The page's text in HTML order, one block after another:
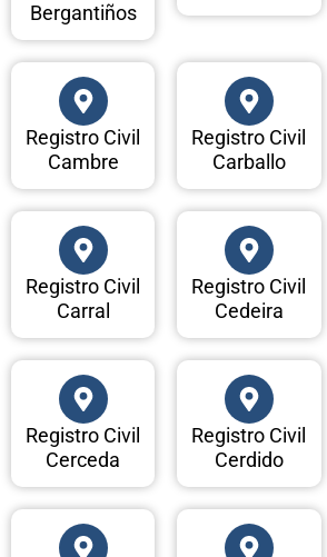
Bergantiños
Registro Civil
Cambre
Registro Civil
Carballo
Registro Civil
Carral
Registro Civil
Cedeira
Registro Civil
Cerceda
Registro Civil
Cerdido